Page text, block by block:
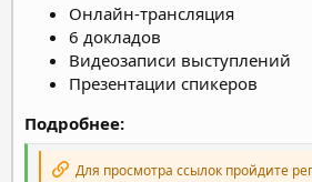
Онлайн-трансляция
6 докладов
Видеозаписи выступлений
Презентации спикеров
Подробнее:
Для просмотра ссылок пройдите